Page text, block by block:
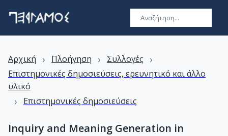
Αρχική › Πλοήγηση › Συλλογές ›
Επιστημονικές δημοσιεύσεις, ερευνητικό και άλλο
υλικό
› Επιστημονικές δημοσιεύσεις
Inquiry and Meaning Generation in